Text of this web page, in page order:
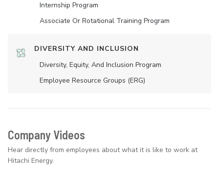
Internship Program
Associate Or Rotational Training Program
DIVERSITY AND INCLUSION
Diversity, Equity, And Inclusion Program
Employee Resource Groups (ERG)
Company Videos
Hear directly from employees about what it is like to work at
Hitachi Energy.